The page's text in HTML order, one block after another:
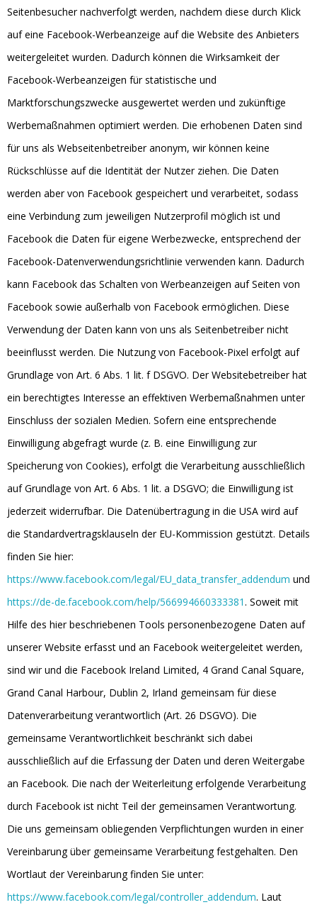
Seitenbesucher nachverfolgt werden, nachdem diese durch Klick
auf eine Facebook-Werbeanzeige auf die Website des Anbieters
weitergeleitet wurden. Dadurch können die Wirksamkeit der
Facebook-Werbeanzeigen für statistische und
Marktforschungszwecke ausgewertet werden und zukünftige
Werbemaßnahmen optimiert werden. Die erhobenen Daten sind
für uns als Webseitenbetreiber anonym, wir können keine
Rückschlüsse auf die Identität der Nutzer ziehen. Die Daten
werden aber von Facebook gespeichert und verarbeitet, sodass
eine Verbindung zum jeweiligen Nutzerprofil möglich ist und
Facebook die Daten für eigene Werbezwecke, entsprechend der
Facebook-Datenverwendungsrichtlinie verwenden kann. Dadurch
kann Facebook das Schalten von Werbeanzeigen auf Seiten von
Facebook sowie außerhalb von Facebook ermöglichen. Diese
Verwendung der Daten kann von uns als Seitenbetreiber nicht
beeinflusst werden. Die Nutzung von Facebook-Pixel erfolgt auf
Grundlage von Art. 6 Abs. 1 lit. f DSGVO. Der Websitebetreiber hat
ein berechtigtes Interesse an effektiven Werbemaßnahmen unter
Einschluss der sozialen Medien. Sofern eine entsprechende
Einwilligung abgefragt wurde (z. B. eine Einwilligung zur
Speicherung von Cookies), erfolgt die Verarbeitung ausschließlich
auf Grundlage von Art. 6 Abs. 1 lit. a DSGVO; die Einwilligung ist
jederzeit widerrufbar. Die Datenübertragung in die USA wird auf
die Standardvertragsklauseln der EU-Kommission gestützt. Details
finden Sie hier:
https://www.facebook.com/legal/EU_data_transfer_addendum und
https://de-de.facebook.com/help/566994660333381. Soweit mit
Hilfe des hier beschriebenen Tools personenbezogene Daten auf
unserer Website erfasst und an Facebook weitergeleitet werden,
sind wir und die Facebook Ireland Limited, 4 Grand Canal Square,
Grand Canal Harbour, Dublin 2, Irland gemeinsam für diese
Datenverarbeitung verantwortlich (Art. 26 DSGVO). Die
gemeinsame Verantwortlichkeit beschränkt sich dabei
ausschließlich auf die Erfassung der Daten und deren Weitergabe
an Facebook. Die nach der Weiterleitung erfolgende Verarbeitung
durch Facebook ist nicht Teil der gemeinsamen Verantwortung.
Die uns gemeinsam obliegenden Verpflichtungen wurden in einer
Vereinbarung über gemeinsame Verarbeitung festgehalten. Den
Wortlaut der Vereinbarung finden Sie unter:
https://www.facebook.com/legal/controller_addendum. Laut